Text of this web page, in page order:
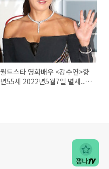
월드스타 영화배우 <강수연>향
년55세 2022년5월7일 별세..배